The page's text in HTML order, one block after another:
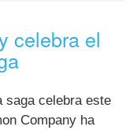
celebra el
saga celebra este
Company ha